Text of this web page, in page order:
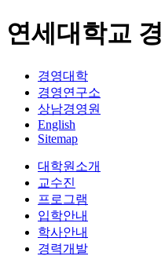
연세대학교
경영대학
경영연구소
상남경영원
English
Sitemap
대학원소개
교수진
프로그램
입학안내
학사안내
경력개발